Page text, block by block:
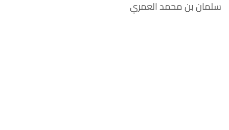
سلمان بن محمد العمري